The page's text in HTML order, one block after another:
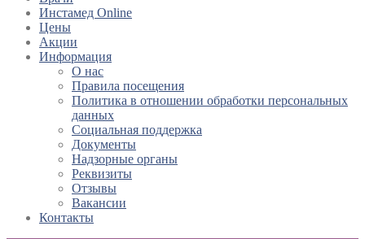
Инстамед Online
Цены
Акции
Информация
О нас
Правила посещения
Политика в отношении обработки персональных
данных
Социальная поддержка
Документы
Надзорные органы
Реквизиты
Отзывы
Вакансии
Контакты